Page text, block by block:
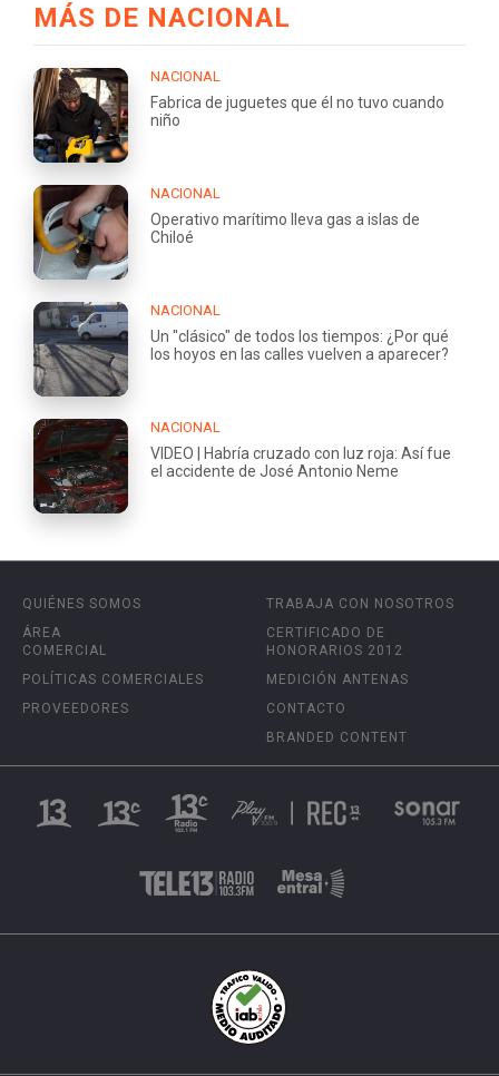
MÁS DE NACIONAL
NACIONAL
Fabrica de juguetes que él no tuvo cuando
niño
NACIONAL
Operativo marítimo lleva gas a islas de
Chiloé
NACIONAL
Un "clásico" de todos los tiempos: ¿Por qué
los hoyos en las calles vuelven a aparecer?
NACIONAL
VIDEO | Habría cruzado con luz roja: Así fue
el accidente de José Antonio Neme
QUIÉNES SOMOS
ÁREA
COMERCIAL
POLÍTICAS COMERCIALES
PROVEEDORES
TRABAJA CON NOSOTROS
CERTIFICADO DE
HONORARIOS 2012
MEDICIÓN ANTENAS
CONTACTO
BRANDED CONTENT